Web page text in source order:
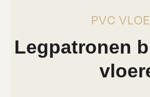
PVC
Legpatronen